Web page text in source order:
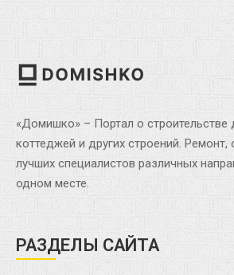
«Домишко» – Портал о строительстве
коттеджей и других строений. Ремонт,
лучших специалистов различных
одном месте.
РАЗДЕЛЫ САЙТА